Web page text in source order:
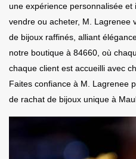
une expérience personnalisée
vendre ou acheter, M. Lagrenee
de bijoux raffinés, alliant
notre boutique à 84660, où
chaque client est accueilli avec
Faites confiance à M. Lagrenee
de rachat de bijoux unique à